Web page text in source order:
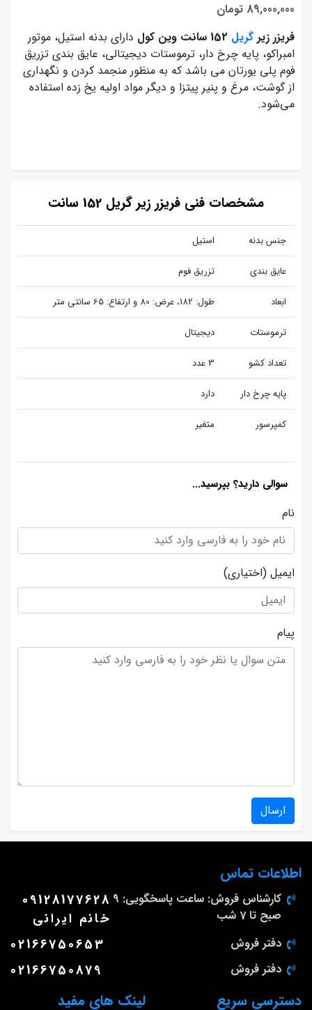
89,000,000 تومان
فریزر زیر گریل
دارای بدنه استیل، موتور
امبراکو، پایه چرخ دار، ترموستات دیجیتالی، عایق بندی تزریق
فوم پلی یورتان می باشد که به منظور منجمد کردن و نگهداری
از گوشت، مرغ و پنیر پیتزا و دیگر مواد اولیه یخ زده استفاده
می‌شود.
مشخصات فنی فریزر زیر گریل 152 سانت
جنس بدنه استیل
عایق بندی تزریق فوم
ابعاد طول: 182، عرض: 80 و ارتفاع: 65 سانتی متر
ترموستات دیجیتال
تعداد کشو 3 عدد
پایه چرخ دار دارد
کمپرسور متغیر
سوالی دارید؟ بپرسید...
نام
ایمیل (اختیاری)
پیام
ارسال
لینک های مفید دسترسی سریع
اطلاعات تماس
کارشناس فروش: ساعت پاسخگویی: 9
صبح تا 7 شب
09128177628
خانم ایرانی
دفتر فروش 02166750653
دفتر فروش 02166750879